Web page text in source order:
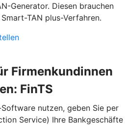
Generator. Diesen brauchen
TAN plus-Verfahren.
Firmenkundinnen
FinTS
nutzen, geben Sie per
Service) Ihre Bankgeschäfte